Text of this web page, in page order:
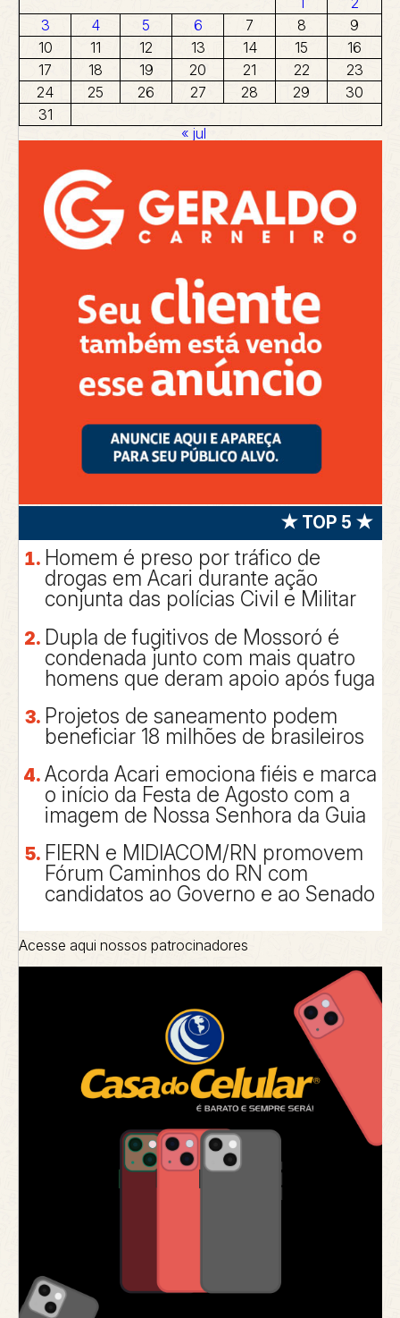
3
4 5 6 7 8
9
10
11 12 13 14 15
16
17
18 19 20 21 22
23
24
25 26 27 28 29
30
31
« jul
★ TOP 5 ★
Homem é preso por tráfico de
drogas em Acari durante ação
conjunta das polícias Civil e Militar
Dupla de fugitivos de Mossoró é
condenada junto com mais quatro
homens que deram apoio após fuga
Projetos de saneamento podem
beneficiar 18 milhões de brasileiros
Acorda Acari emociona fiéis e marca
o início da Festa de Agosto com a
imagem de Nossa Senhora da Guia
FIERN e MIDIACOM/RN promovem
Fórum Caminhos do RN com
candidatos ao Governo e ao Senado
Acesse aqui nossos patrocinadores